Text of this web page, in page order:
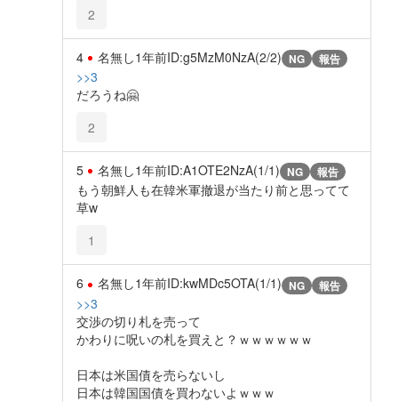
2
4 名無し1年前ID:g5MzM0NzA(2/2) NG 報告
>>3
だろうね🤗
2
5 名無し1年前ID:A1OTE2NzA(1/1) NG 報告
もう朝鮮人も在韓米軍撤退が当たり前と思ってて
草w
1
6 名無し1年前ID:kwMDc5OTA(1/1) NG 報告
>>3
交渉の切り札を売って
かわりに呪いの札を買えと？ｗｗｗｗｗｗ
日本は米国債を売らないし
日本は韓国国債を買わないよｗｗｗ